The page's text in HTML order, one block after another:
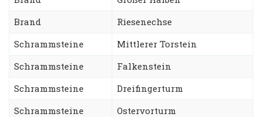
Brand
Riesenechse
Schrammsteine
Mittlerer Torstein
Schrammsteine
Falkenstein
Schrammsteine
Dreifingerturm
Schrammsteine
Ostervorturm